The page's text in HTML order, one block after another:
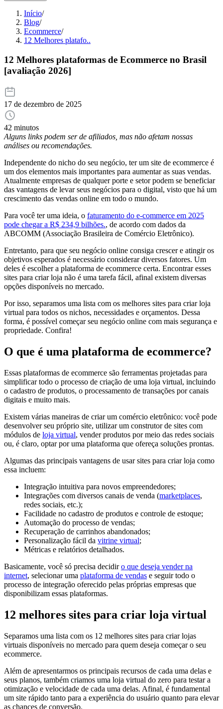
Início/
Blog/
Ecommerce/
12 Melhores platafo..
12 Melhores plataformas de Ecommerce no Brasil
[avaliação 2026]
17 de dezembro de 2025
42 minutos
Alguns links podem ser de afiliados, mas não afetam nossas
análises ou recomendações.
Independente do nicho do seu negócio, ter um site de ecommerce é
um dos elementos mais importantes para aumentar as suas vendas.
Atualmente empresas de qualquer porte e setor podem se beneficiar
das vantagens de levar seus negócios para o digital, visto que há um
crescimento das vendas online em todo o mundo.
Para você ter uma ideia, o faturamento do e-commerce em 2025
pode chegar a R$ 234,9 bilhões., de acordo com dados da
ABCOMM (Associação Brasileira de Comércio Eletrônico).
Entretanto, para que seu negócio online consiga crescer e atingir os
objetivos esperados é necessário considerar diversos fatores. Um
deles é escolher a plataforma de ecommerce certa. Encontrar esses
sites para criar loja não é uma tarefa fácil, afinal existem diversas
opções disponíveis no mercado.
Por isso, separamos uma lista com os melhores sites para criar loja
virtual para todos os nichos, necessidades e orçamentos. Dessa
forma, é possível começar seu negócio online com mais segurança e
propriedade. Confira!
O que é uma plataforma de ecommerce?
Essas plataformas de ecommerce são ferramentas projetadas para
simplificar todo o processo de criação de uma loja virtual, incluindo
o cadastro de produtos, o processamento de transações por canais
digitais e muito mais.
Existem várias maneiras de criar um comércio eletrônico: você pode
desenvolver seu próprio site, utilizar um construtor de sites com
módulos de loja virtual, vender produtos por meio das redes sociais
ou, é claro, optar por uma plataforma que ofereça soluções prontas.
Algumas das principais vantagens de usar sites para criar loja como
essa incluem:
Integração intuitiva para novos empreendedores;
Integrações com diversos canais de venda (marketplaces,
redes sociais, etc.);
Facilidade no cadastro de produtos e controle de estoque;
Automação do processo de vendas;
Recuperação de carrinhos abandonados;
Personalização fácil da vitrine virtual;
Métricas e relatórios detalhados.
Basicamente, você só precisa decidiro que deseja vender na
internet, selecionar uma plataforma de vendas e seguir todo o
processo de integração oferecido pelas próprias empresas que
disponibilizam essas plataformas.
12 melhores sites para criar loja virtual
Separamos uma lista com os 12 melhores sites para criar lojas
virtuais disponíveis no mercado para quem deseja começar o seu
ecommerce.
Além de apresentarmos os principais recursos de cada uma delas e
seus planos, também criamos uma loja virtual do zero para testar a
otimização e velocidade de cada uma delas. Afinal, é fundamental
um site rápido tanto para a experiência do usuário quanto para elevar
as chances de conversão.